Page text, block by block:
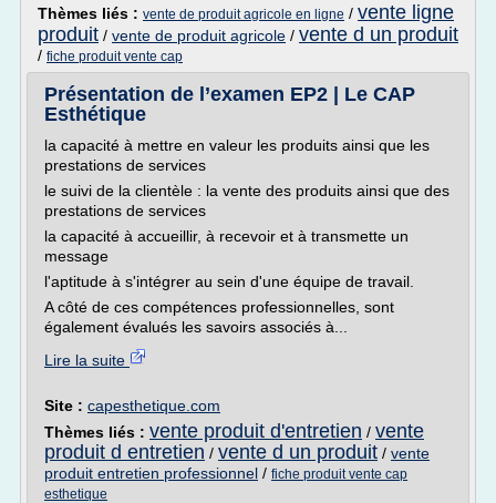
Thèmes liés : vente de produit agricole en ligne / vente ligne
produit / vente de produit agricole / vente d un produit
/ fiche produit vente cap
Présentation de l’examen EP2 | Le CAP
Esthétique
la capacité à mettre en valeur les produits ainsi que les
prestations de services
le suivi de la clientèle : la vente des produits ainsi que des
prestations de services
la capacité à accueillir, à recevoir et à transmette un
message
l'aptitude à s'intégrer au sein d'une équipe de travail.
A côté de ces compétences professionnelles, sont
également évalués les savoirs associés à...
Lire la suite
Site : capesthetique.com
Thèmes liés : vente produit d'entretien / vente
produit d entretien / vente d un produit / vente
produit entretien professionnel / fiche produit vente cap
esthetique